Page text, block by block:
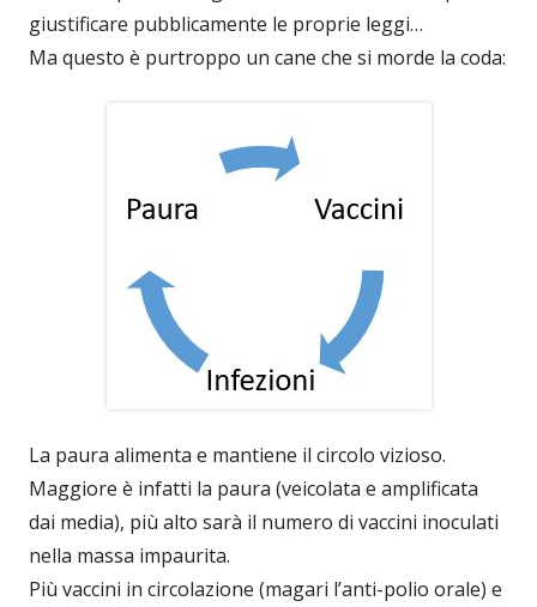
giustificare pubblicamente le proprie leggi…
Ma questo è purtroppo un cane che si morde la coda:
La paura alimenta e mantiene il circolo vizioso.
Maggiore è infatti la paura (veicolata e amplificata
dai media), più alto sarà il numero di vaccini inoculati
nella massa impaurita.
Più vaccini in circolazione (magari l’anti-polio orale) e